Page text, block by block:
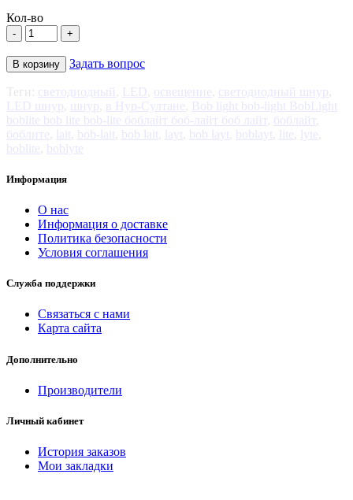
Кол-во
- +
В корзину Задать вопрос
Теги: светодиодный LED освещение светодиодный шнур
LED шнур
шнур в Нур-Султане
Bob light bob-light BobLight
boblite bob lite bob-lite боблайт боб-лайт боб лайт
боблайт
боблите
lait bob-lait bob lait layt bob layt boblayt lite lyte
boblite boblyte
Информация
О нас
Информация о доставке
Политика безопасности
Условия соглашения
Служба поддержки
Связаться с нами
Карта сайта
Дополнительно
Производители
Личный кабинет
История заказов
Мои закладки